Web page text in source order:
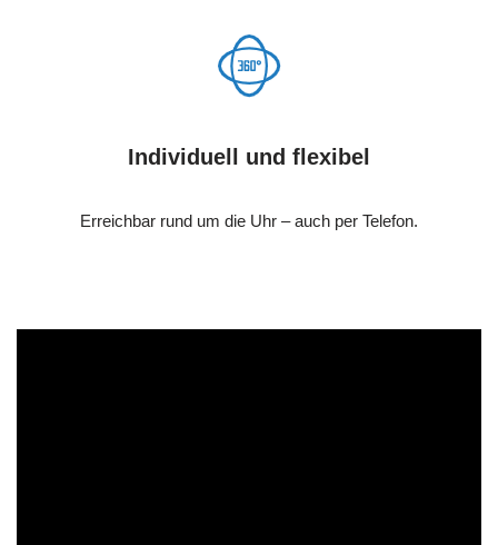
Individuell und flexibel
Erreichbar rund um die Uhr – auch per Telefon.